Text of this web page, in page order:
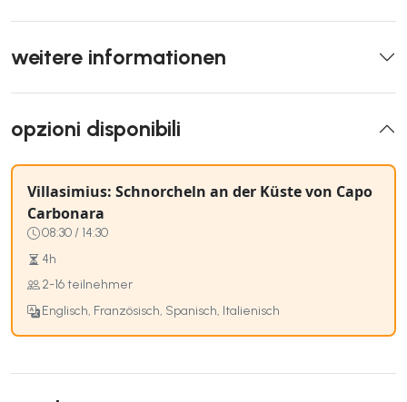
weitere informationen
opzioni disponibili
Villasimius: Schnorcheln an der Küste von Capo
Carbonara
08:30 / 14:30
4h
2-16 teilnehmer
Englisch, Französisch, Spanisch, Italienisch